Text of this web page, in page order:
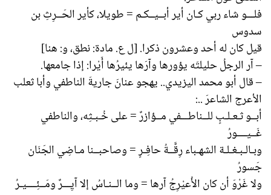
فلـــو شاء ربي كـان أير أبــيــكـم = طويلا، كأير الحَــرِثِ بن
سدوس
قيل كان له أحد وعشرون ذكرا. [ل ع. مادة: نطق، و: هنا]
– آر الرجلُ حليلتَه يؤورها وآرَها يئيرُها أَيْرا: إذا جامعها.
– قال أبو محمد اليزيدي.. يهجو عنانَ جاريةَ الناطفي وأبا ثعلب
الأعرج الشاعرَ ..:
أبــو ثـعـلـبٍ للــناطـــفي مــؤازرٌ = على خُـبـثِه، والناطفي
غَــيــــورُ
وبـالـبـغـلـة الشهـباء رِقَّــةُ حافِـرٍ = وصاحبــنا مـاضِي الجَنَان
جَسورُ
ولا غَرْوَ أن كان الأُعيْرِجُ آرها = وما الــنـاسُ إلا آيِـــرٌ ومَــئِــــيـرُ